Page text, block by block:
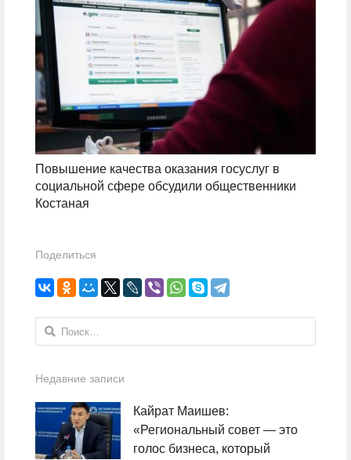
Повышение качества оказания госуслуг в
социальной сфере обсудили общественники
Костаная
Поделиться
Найти:
Недавние записи
Кайрат Маишев:
«Региональный совет — это
голос бизнеса, который